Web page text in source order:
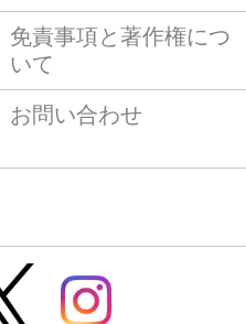
免責事項と著作権につ
いて
お問い合わせ